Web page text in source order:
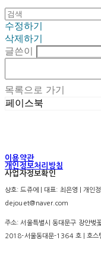
수정하기
삭제하기
글쓴이
목록으로 가기
페이스북
이용약관
개인정보처리방침
사업자정보확인
상호: 드쥬에 | 대표: 최은영 | 개
dejouet@naver.com
주소: 서울특별시 동대문구 장안벚
2018-서울동대문-1364 호| 호스